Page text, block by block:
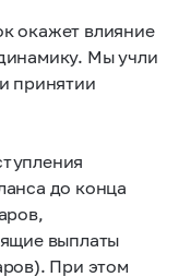
окажет влияние
Мы учли
принятии
до конца
выплаты
При этом